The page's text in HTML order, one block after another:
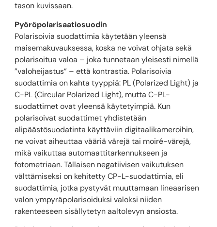
tason kuvissaan.
Pyöröpolarisaatiosuodin
Polarisoivia suodattimia käytetään yleensä
maisemakuvauksessa, koska ne voivat ohjata sekä
polarisoitua valoa – joka tunnetaan yleisesti nimellä
”valoheijastus” – että kontrastia. Polarisoivia
suodattimia on kahta tyyppiä: PL (Polarized Light) ja
C-PL (Circular Polarized Light), mutta C-PL-
suodattimet ovat yleensä käytetyimpiä. Kun
polarisoivat suodattimet yhdistetään
alipäästösuodatinta käyttäviin digitaalikameroihin,
ne voivat aiheuttaa vääriä värejä tai moiré-värejä,
mikä vaikuttaa automaattitarkennukseen ja
fotometriaan. Tällaisen negatiivisen vaikutuksen
välttämiseksi on kehitetty CP-L-suodattimia, eli
suodattimia, jotka pystyvät muuttamaan lineaarisen
valon ympyräpolarisoiduksi valoksi niiden
rakenteeseen sisällytetyn aaltolevyn ansiosta.